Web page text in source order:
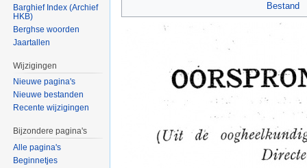
Bestand
Barghief Index (Archief
HKB)
Berghse woorden
Jaartallen
Wijzigingen
Nieuwe pagina's
Nieuwe bestanden
Recente wijzigingen
Bijzondere pagina's
Alle pagina's
Beginnetjes